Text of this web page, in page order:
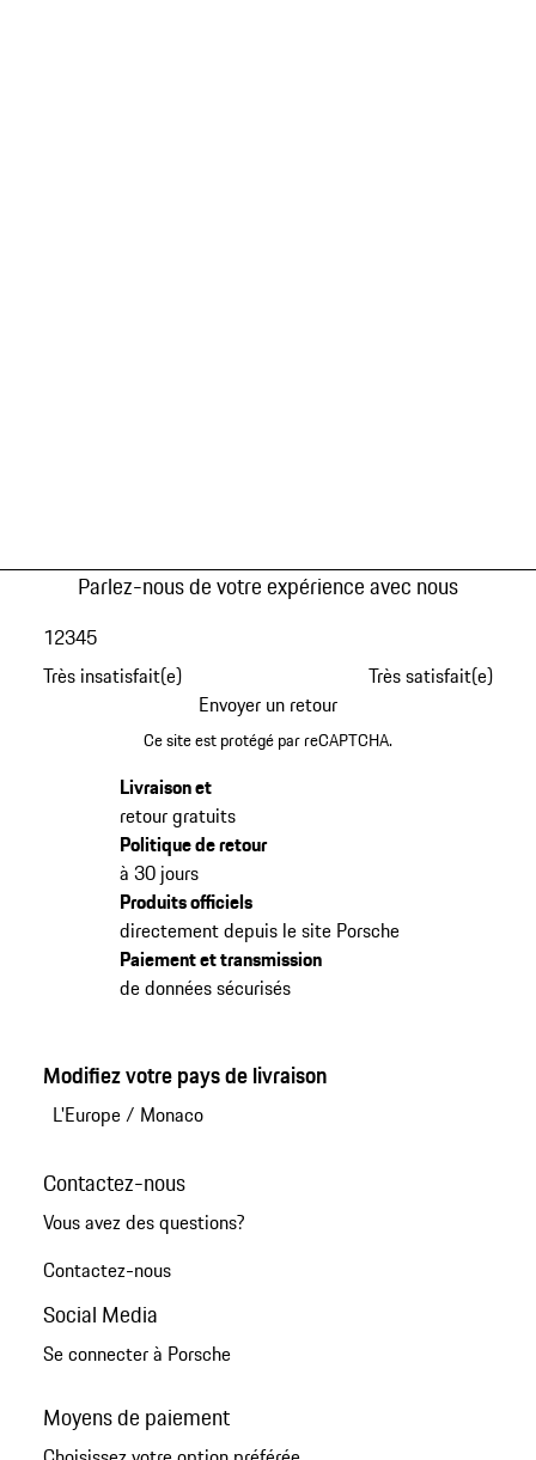
Parlez-nous de votre expérience avec nous
Très insatisfait(e)
12345
Très satisfait(e)
Envoyer un retour
Ce site est protégé par reCAPTCHA.
Livraison et
retour gratuits
Politique de retour
à 30 jours
Produits officiels
directement depuis le site Porsche
Paiement et transmission
de données sécurisés
Modifiez votre pays de livraison
L'Europe/ Monaco
Contactez-nous
Vous avez des questions?
Contactez-nous
Social Media
Se connecter à Porsche
Moyens de paiement